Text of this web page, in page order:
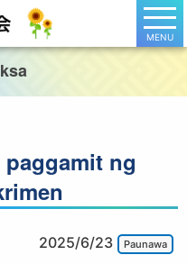
MENU
ng
2025/6/23 Paunawa